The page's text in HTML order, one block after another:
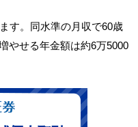
す。同水準の月収で60歳
やせる年金額は約6万5000